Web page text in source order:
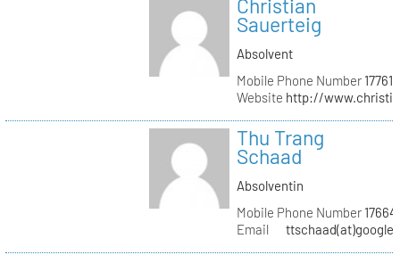
Christian
Sauerteig
Absolvent
Mobile Phone Number
Website http://
Thu Trang
Schaad
Absolventin
Mobile Phone Number
Email